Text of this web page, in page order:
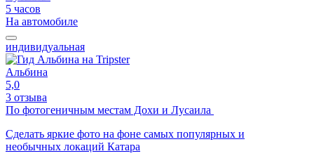
5 часов
На автомобиле
индивидуальная
Альбина
5,0
3 отзыва
По фотогеничным местам Дохи и Лусаила
Сделать яркие фото на фоне самых популярных и
необычных локаций Катара